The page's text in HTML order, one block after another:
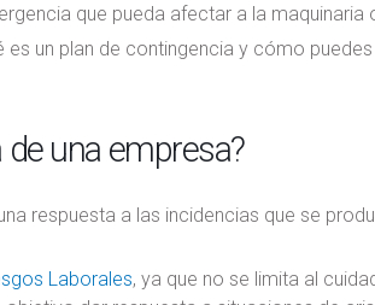
que pueda afectar a la maquinaria
un plan de contingencia y cómo
de una empresa?
respuesta a las incidencias que se
Laborales, ya que no se limita al